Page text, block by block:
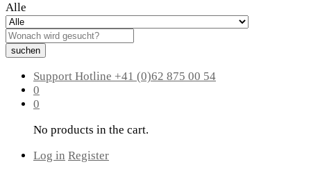
Alle
suchen
Support Hotline +41 (0)62 875 00 54
0
0
No products in the cart.
Log in Register